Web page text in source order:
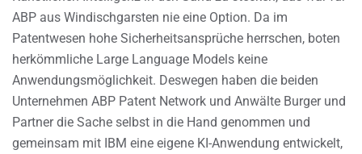
ABP aus Windischgarsten nie eine Option. Da im
Patentwesen hohe Sicherheitsansprüche herrschen, boten
herkömmliche Large Language Models keine
Anwendungsmöglichkeit. Deswegen haben die beiden
Unternehmen ABP Patent Network und Anwälte Burger und
Partner die Sache selbst in die Hand genommen und
gemeinsam mit IBM eine eigene KI-Anwendung entwickelt,